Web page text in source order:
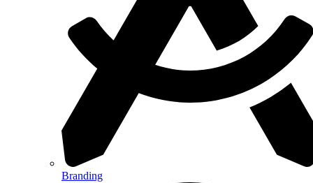
Branding